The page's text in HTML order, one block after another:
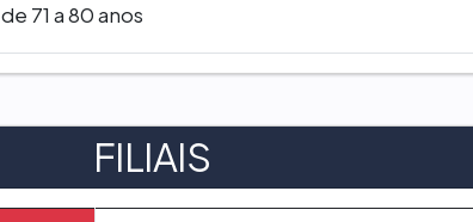
de 71 a 80 anos
FILIAIS